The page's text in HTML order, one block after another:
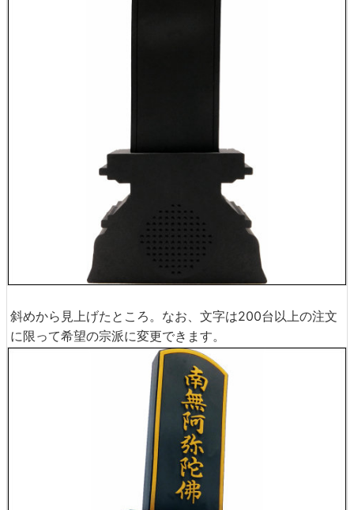
斜めから見上げたところ。なお、文字は200台以上の注文
に限って希望の宗派に変更できます。